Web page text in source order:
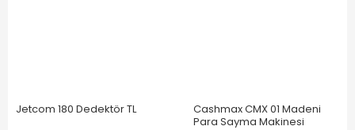
Jetcom 180 Dedektör TL
Cashmax CMX 01 Madeni
Para Sayma Makinesi